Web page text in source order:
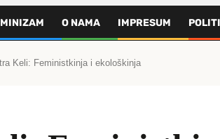
O NAMA IMPRESUM
Keli: Feministkinja i ekološkinja